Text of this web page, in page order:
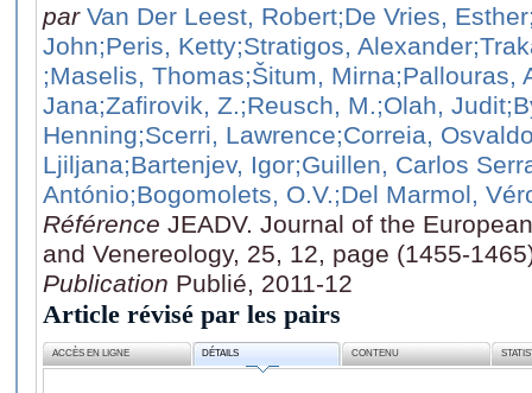
par Van Der Leest, Robert;De Vries, Esther
John;Peris, Ketty;Stratigos, Alexander
;Maselis, Thomas;Šitum, Mirna;Pallouras,
Jana;Zafirovik, Z.;Reusch, M.;Olah, Judit
Henning;Scerri, Lawrence;Correia,
Ljiljana;Bartenjev, Igor;Guillen, Carlos
António;Bogomolets, O.V.;Del Marmol,
Référence JEADV. Journal of the
and Venereology, 25, 12, page (1455-
Publication Publié, 2011-12
Article révisé par les pairs
ACCÈS EN LIGNE DÉTAILS CONTENU